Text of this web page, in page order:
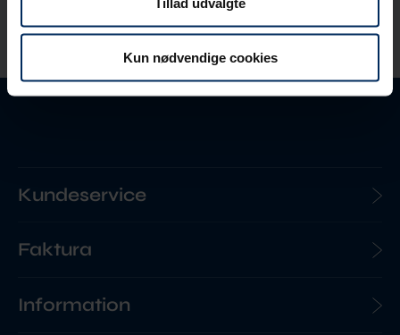
Kun nødvendige cookies
Kundeservice
Faktura
Information